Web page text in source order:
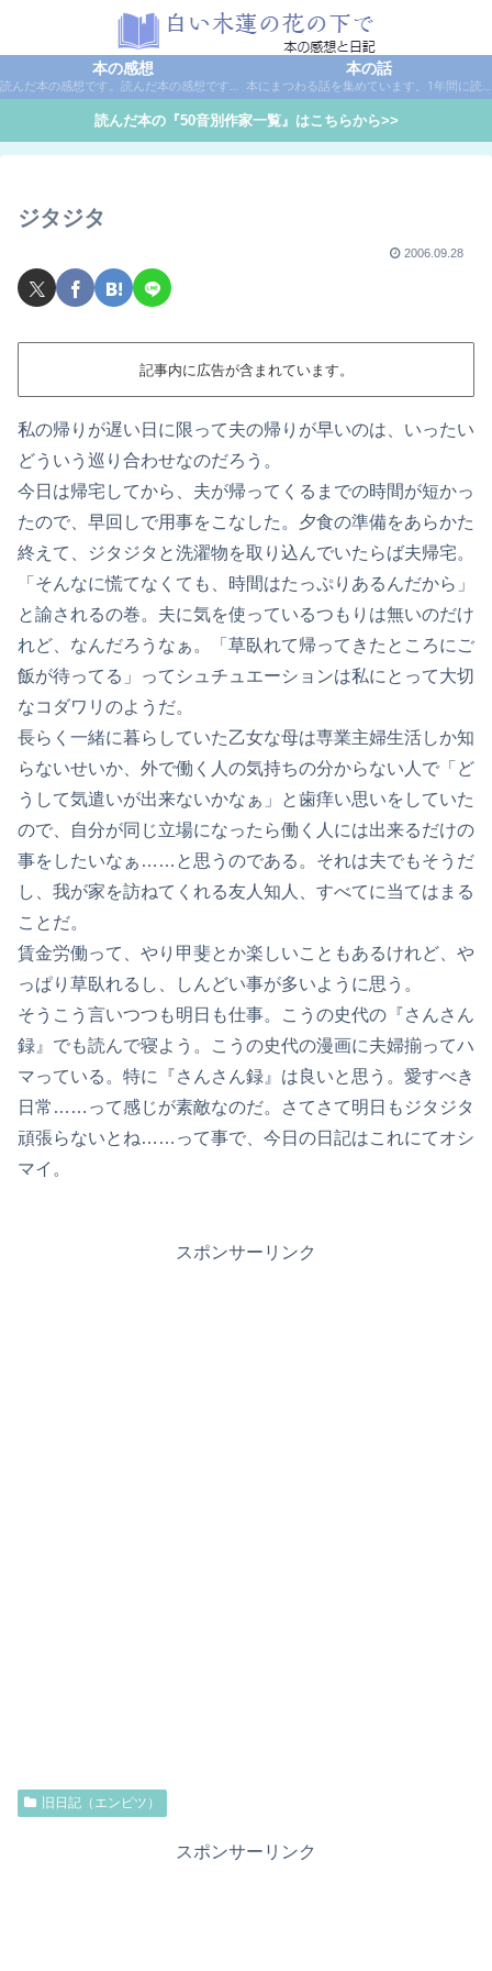
本の感想
読んだ本の感想です。読んだ本の感想です。本は作家名で50音別に分類しています。
本の話
本にまつわる話を集めています。1年間に読んだ本の総括や、本に関する話題など。
読んだ本の『50音別作家一覧』はこちらから>>
ジタジタ
2006.09.28
記事内に広告が含まれています。
私の帰りが遅い日に限って夫の帰りが早いのは、いったい
どういう巡り合わせなのだろう。
今日は帰宅してから、夫が帰ってくるまでの時間が短かっ
たので、早回しで用事をこなした。夕食の準備をあらかた
終えて、ジタジタと洗濯物を取り込んでいたらば夫帰宅。
「そんなに慌てなくても、時間はたっぷりあるんだから」
と諭されるの巻。夫に気を使っているつもりは無いのだけ
れど、なんだろうなぁ。「草臥れて帰ってきたところにご
飯が待ってる」ってシュチュエーションは私にとって大切
なコダワリのようだ。
長らく一緒に暮らしていた乙女な母は専業主婦生活しか知
らないせいか、外で働く人の気持ちの分からない人で「ど
うして気遣いが出来ないかなぁ」と歯痒い思いをしていた
ので、自分が同じ立場になったら働く人には出来るだけの
事をしたいなぁ……と思うのである。それは夫でもそうだ
し、我が家を訪ねてくれる友人知人、すべてに当てはまる
ことだ。
賃金労働って、やり甲斐とか楽しいこともあるけれど、や
っぱり草臥れるし、しんどい事が多いように思う。
そうこう言いつつも明日も仕事。こうの史代の『さんさん
録』でも読んで寝よう。こうの史代の漫画に夫婦揃ってハ
マっている。特に『さんさん録』は良いと思う。愛すべき
日常……って感じが素敵なのだ。さてさて明日もジタジタ
頑張らないとね……って事で、今日の日記はこれにてオシ
マイ。
スポンサーリンク
旧日記（エンピツ）
スポンサーリンク